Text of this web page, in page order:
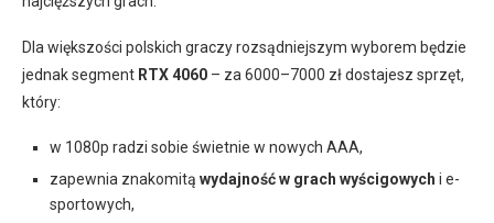
Dla większości polskich graczy rozsądniejszym wyborem będzie
jednak segment RTX 4060 – za 6000–7000 zł dostajesz sprzęt,
który:
w 1080p radzi sobie świetnie w nowych AAA,
zapewnia znakomitą wydajność w grach wyścigowych i e-
sportowych,